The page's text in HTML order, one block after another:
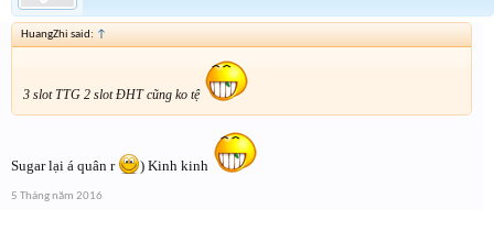
HuangZhi said: ↑
3 slot TTG 2 slot ĐHT cũng ko tệ
Sugar lại á quân r ) Kinh kinh
5 Tháng năm 2016